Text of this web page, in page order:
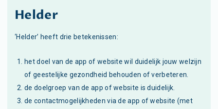
Helder
‘Helder’ heeft drie betekenissen:
het doel van de app of website wil duidelijk jouw welzijn
of geestelijke gezondheid behouden of verbeteren.
de doelgroep van de app of website is duidelijk.
de contactmogelijkheden via de app of website (met